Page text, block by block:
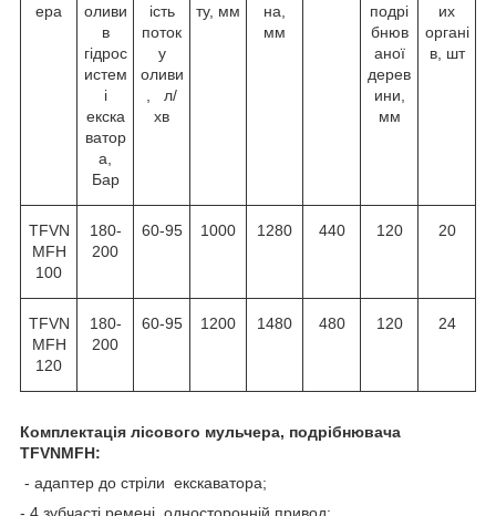
ера
оливи
в
гідрос
истем
і
екска
ватор
а,
Бар
ість
поток
у
оливи
, л/
хв
ту, мм
на,
мм
подрі
бнюв
аної
дерев
ини,
мм
их
органі
в, шт
TFVN
MFH
100
180-
200
60-95 1000 1280 440 120 20
TFVN
MFH
120
180-
200
60-95 1200 1480 480 120 24
Комплектація лісового мульчера, подрібнювача
TFVNMFH:
- адаптер до стріли екскаватора;
- 4 зубчасті ремені, односторонній привод;